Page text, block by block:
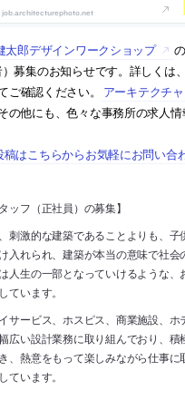
job.architecturephoto.net
太郎デザインワークショップ
）募集のお知らせです。詳しくは、
ご確認ください。
アーキテクチ
の他にも、色々な事務所の求人
はこちらからお気軽にお問い合
ッフ（正社員）の募集】
刺激的な建築であることよりも、子
入れられ、建築が本当の意味で社会
人生の一部となっていけるような、
ています。
サービス、ホスピス、商業施設、ホ
広い設計業務に取り組んでおり、積
、熱意をもって楽しみながら仕事に
ています。